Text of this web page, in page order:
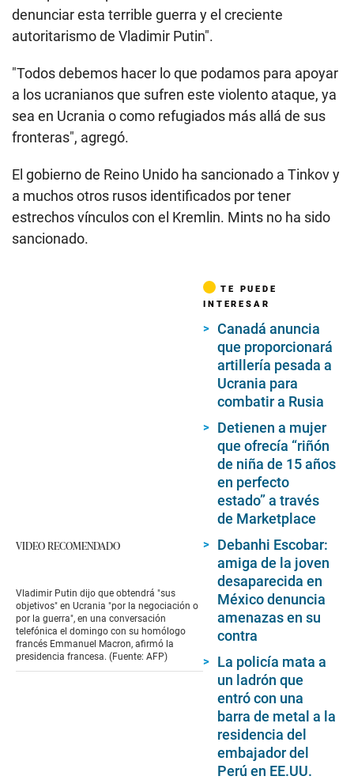
denunciar esta terrible guerra y el creciente
autoritarismo de Vladimir Putin".
"Todos debemos hacer lo que podamos para apoyar
a los ucranianos que sufren este violento ataque, ya
sea en Ucrania o como refugiados más allá de sus
fronteras", agregó.
El gobierno de Reino Unido ha sancionado a Tinkov y
a muchos otros rusos identificados por tener
estrechos vínculos con el Kremlin. Mints no ha sido
sancionado.
VIDEO RECOMENDADO
Vladimir Putin dijo que obtendrá "sus
objetivos" en Ucrania "por la negociación o
por la guerra", en una conversación
telefónica el domingo con su homólogo
francés Emmanuel Macron, afirmó la
presidencia francesa. (Fuente: AFP)
TE PUEDE
INTERESAR
Canadá anuncia
que proporcionará
artillería pesada a
Ucrania para
combatir a Rusia
Detienen a mujer
que ofrecía “riñón
de niña de 15 años
en perfecto
estado” a través
de Marketplace
Debanhi Escobar:
amiga de la joven
desaparecida en
México denuncia
amenazas en su
contra
La policía mata a
un ladrón que
entró con una
barra de metal a la
residencia del
embajador del
Perú en EE.UU.